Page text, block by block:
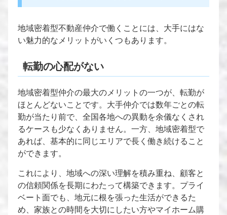
地域密着型不動産仲介で働くことには、大手にはな
い魅力的なメリットがいくつもあります。
転勤の心配がない
地域密着型仲介の最大のメリットの一つが、転勤が
ほとんどないことです。大手仲介では数年ごとの転
勤が当たり前で、全国各地への異動を余儀なくされ
るケースも少なくありません。一方、地域密着型で
あれば、基本的に同じエリアで長く働き続けること
ができます。
これにより、地域への深い理解を積み重ね、顧客と
の信頼関係を長期にわたって構築できます。プライ
ベート面でも、地元に根を張った生活ができるた
め、家族との時間を大切にしたい方やマイホーム購